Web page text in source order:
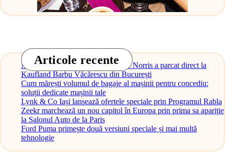
Articole recente
Monopostul McLaren al lui Lando Norris a parcat direct la
Kaufland Barbu Văcărescu din București
Cum mărești volumul de bagaje al mașinii pentru concediu:
soluții dedicate mașinii tale
Lynk & Co Iași lansează ofertele speciale prin Programul Rabla
Zeekr marchează un nou capitol în Europa prin prima sa apariție
la Salonul Auto de la Paris
Ford Puma primește două versiuni speciale și mai multă
tehnologie